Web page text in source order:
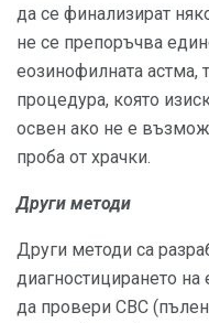
да се финализират
не се препоръчва
еозинофилната астма,
процедура, която
освен ако не е
проба от храчки.
Други методи
Други методи са
диагностицирането
да провери CBC